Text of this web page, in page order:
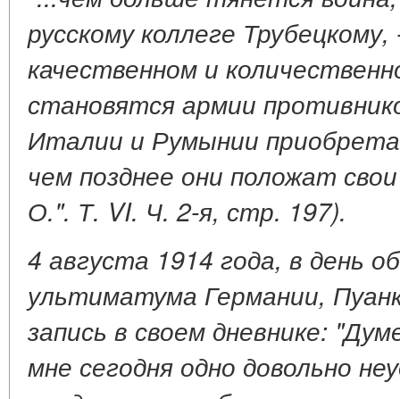
русскому коллеге
качественном и
становятся армии
Италии и Румынии
чем позднее они положат
О.". Т. VI. Ч. 2-я, стр. 197).
4 августа 1914 года, в день
ультиматума Германии,
запись в своем дневнике:
мне сегодня одно довольно